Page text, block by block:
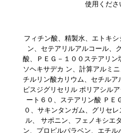
使用くださ
フィチン酸、精製水、エトキ
ン、セテアリルアルコール、
酸、ＰＥＧ－１００ステアリン
ソヘキサデカ ン、計算アルミ
チルリン酸カリウム、セチルア
ビスジグリセリル ポリアシル
ート６０、ステアリン酸 ＰＥ
０、サキンタンガム、グリセ
ル、 サポニン、フェノキシエ
ン、プロピルパラベン、エチ